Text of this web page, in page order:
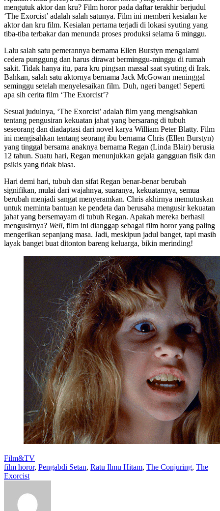
mengutuk aktor dan kru? Film horor pada daftar terakhir berjudul
‘The Exorcist’ adalah salah satunya. Film ini memberi kesialan ke
aktor dan kru film. Kesialan pertama terjadi di lokasi syuting yang
tiba-tiba terbakar dan menunda proses produksi selama 6 minggu.
Lalu salah satu pemerannya bernama Ellen Burstyn mengalami
cedera punggung dan harus dirawat berminggu-minggu di rumah
sakit. Tidak hanya itu, para kru pingsan massal saat syuting di Irak.
Bahkan, salah satu aktornya bernama Jack McGowan meninggal
seminggu setelah menyelesaikan film. Duh, ngeri banget! Seperti
apa sih cerita film ‘The Exorcist’?
Sesuai judulnya, ‘The Exorcist’ adalah film yang mengisahkan
tentang pengusiran kekuatan jahat yang bersarang di tubuh
seseorang dan diadaptasi dari novel karya William Peter Blatty. Film
ini mengisahkan tentang seorang ibu bernama Chris (Ellen Burstyn)
yang tinggal bersama anaknya bernama Regan (Linda Blair) berusia
12 tahun. Suatu hari, Regan menunjukkan gejala gangguan fisik dan
psikis yang tidak biasa.
Hari demi hari, tubuh dan sifat Regan benar-benar berubah
signifikan, mulai dari wajahnya, suaranya, kekuatannya, semua
berubah menjadi sangat menyeramkan. Chris akhirnya memutuskan
untuk meminta bantuan ke pendeta dan berusaha mengusir kekuatan
jahat yang bersemayam di tubuh Regan. Apakah mereka berhasil
mengusirnya? Well, film ini dianggap sebagai film horor yang paling
mengerikan sepanjang masa. Jadi, meskipun jadul banget, tapi masih
layak banget buat ditonton bareng keluarga, bikin merinding!
Film&TV
film horor, Pengabdi Setan, Ratu Ilmu Hitam, The Conjuring, The
Exorcist